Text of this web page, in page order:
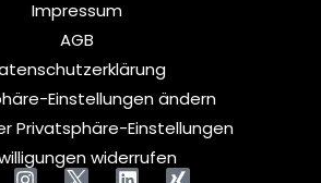
Impressum
AGB
Einstellungen ändern
Privatsphäre-Einstellungen
widerrufen